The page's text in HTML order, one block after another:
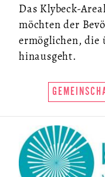
Das Klybeck-
möchten der
ermöglichen, die
hinausgeht.